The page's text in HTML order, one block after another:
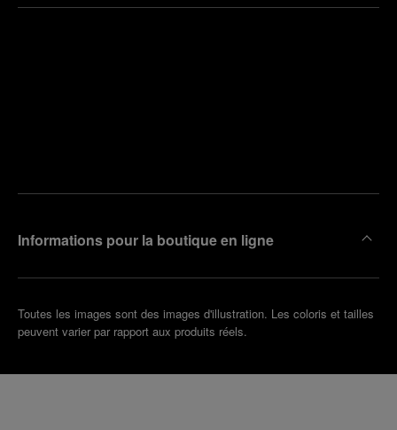
Informations pour la boutique en ligne
Toutes les images sont des images d'illustration. Les coloris et tailles
peuvent varier par rapport aux produits réels.